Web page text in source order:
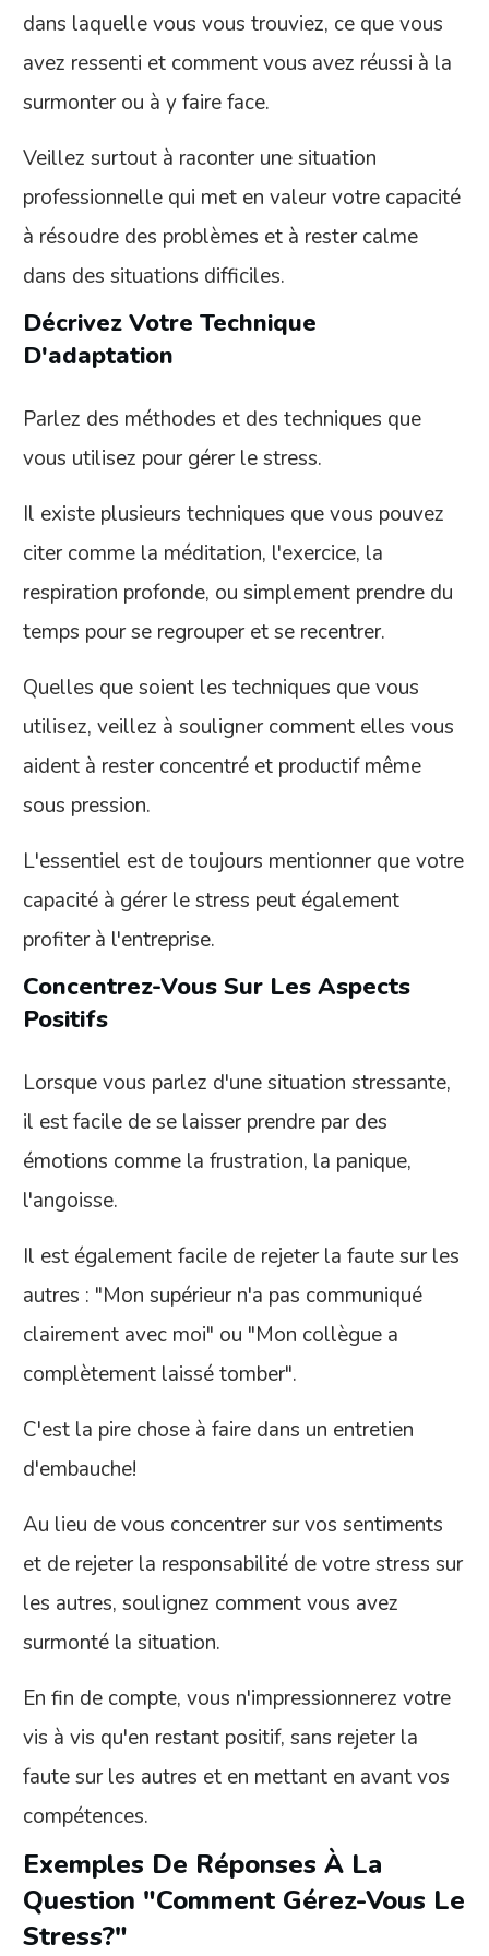
dans laquelle vous vous trouviez, ce que vous
avez ressenti et comment vous avez réussi à la
surmonter ou à y faire face.
Veillez surtout à raconter une situation
professionnelle qui met en valeur votre capacité
à résoudre des problèmes et à rester calme
dans des situations difficiles.
Décrivez Votre Technique
D'adaptation
Parlez des méthodes et des techniques que
vous utilisez pour gérer le stress.
Il existe plusieurs techniques que vous pouvez
citer comme la méditation, l'exercice, la
respiration profonde, ou simplement prendre du
temps pour se regrouper et se recentrer.
Quelles que soient les techniques que vous
utilisez, veillez à souligner comment elles vous
aident à rester concentré et productif même
sous pression.
L'essentiel est de toujours mentionner que votre
capacité à gérer le stress peut également
profiter à l'entreprise.
Concentrez-Vous Sur Les Aspects
Positifs
Lorsque vous parlez d'une situation stressante,
il est facile de se laisser prendre par des
émotions comme la frustration, la panique,
l'angoisse.
Il est également facile de rejeter la faute sur les
autres : "Mon supérieur n'a pas communiqué
clairement avec moi" ou "Mon collègue a
complètement laissé tomber".
C'est la pire chose à faire dans un entretien
d'embauche!
Au lieu de vous concentrer sur vos sentiments
et de rejeter la responsabilité de votre stress sur
les autres, soulignez comment vous avez
surmonté la situation.
En fin de compte, vous n'impressionnerez votre
vis à vis qu'en restant positif, sans rejeter la
faute sur les autres et en mettant en avant vos
compétences.
Exemples De Réponses À La
Question "Comment Gérez-Vous Le
Stress?"